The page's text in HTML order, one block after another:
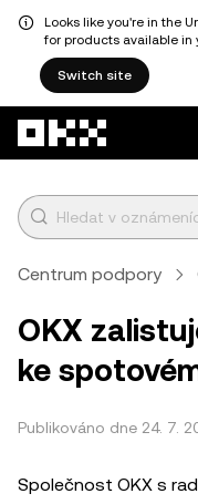
Looks like you're in the
for products available in
Switch site
Centrum podpory
OKX
ke
Publikováno dne 24. 7.
Společnost OKX s